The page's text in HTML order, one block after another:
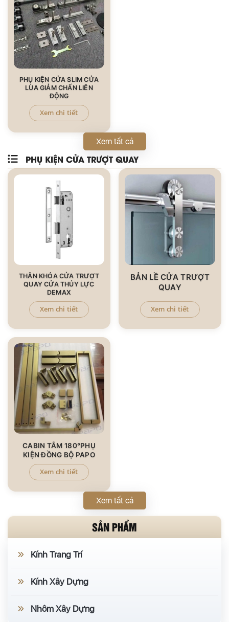
PHỤ KIỆN CỬA SLIM CỬA
LÙA GIẢM CHẤN LIÊN
ĐỘNG
Xem chi tiết
Xem tất cả
PHỤ KIỆN CỬA TRƯỢT QUAY
THÂN KHÓA CỬA TRƯỢT
QUAY CỬA THỦY LỰC
DEMAX
Xem chi tiết
BẢN LỀ CỬA TRƯỢT
QUAY
Xem chi tiết
CABIN TẮM 180°PHỤ
KIỆN ĐỒNG BỘ PAPO
Xem chi tiết
Xem tất cả
SẢN PHẨM
Kính Trang Trí
Kính Xây Dựng
Nhôm Xây Dựng